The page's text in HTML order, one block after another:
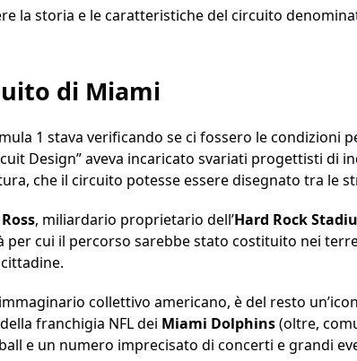
la storia e le caratteristiche del circuito
di Miami
1 stava verificando se ci fossero le condizioni
Design” aveva incaricato svariati progettisti di
che il circuito potesse essere disegnato tra le
, miliardario proprietario dell’Hard Rock
per cui il percorso sarebbe stato costituito nei
collettivo americano, è del resto
franchigia NFL dei Miami Dolphins(oltre,
e un numero imprecisato di concerti e grandi